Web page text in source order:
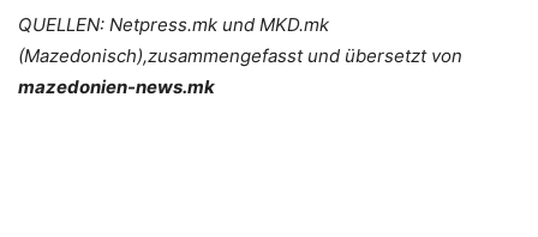
QUELLEN: Netpress.mk und MKD.mk
(Mazedonisch),zusammengefasst und übersetzt von
mazedonien-news.mk